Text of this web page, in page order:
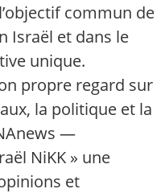
commun de
Israël et dans le
unique.
propre regard sur
la politique et la
—
NiKK » une
et